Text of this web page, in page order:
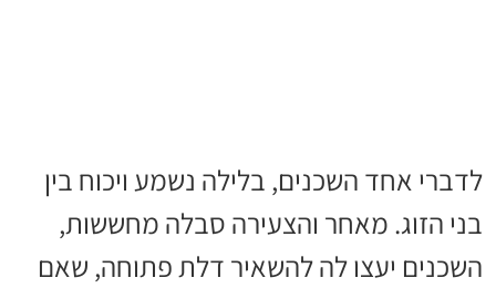
לדברי אחד השכנים, בלילה נשמע ויכוח בין
בני הזוג. מאחר והצעירה סבלה מחששות,
השכנים יעצו לה להשאיר דלת פתוחה, שאם